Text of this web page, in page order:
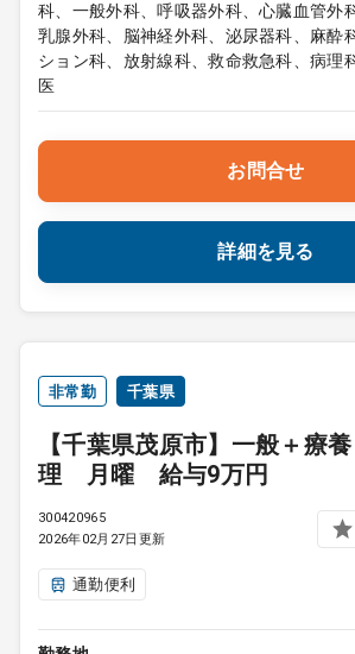
科、一般外科、呼吸器外科、心臓血管外
乳腺外科、脳神経外科、泌尿器科、麻酔
ション科、放射線科、救命救急科、病理
医
お問合せ
詳細を見る
非常勤 千葉県
【千葉県茂原市】一般＋療
理 月曜 給与9万円
300420965
2026年02月27日更新
通勤便利